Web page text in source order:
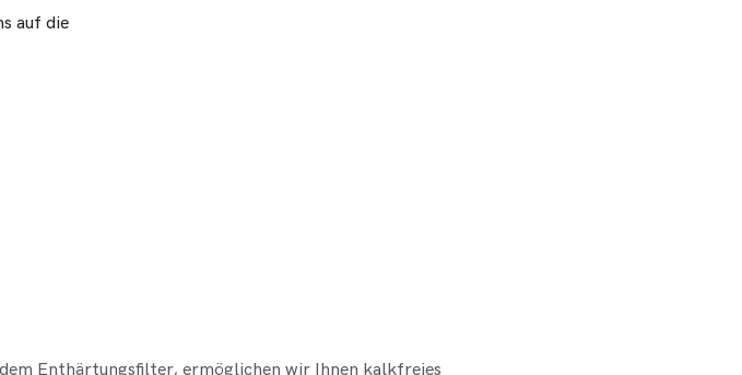
auf die
Enthärtungsfilter, ermöglichen wir Ihnen kalkfreies